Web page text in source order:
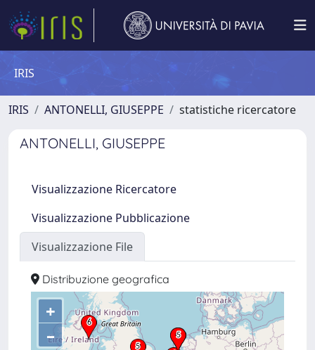
IRIS
IRIS ANTONELLI, GIUSEPPE statistiche ricercatore
ANTONELLI, GIUSEPPE
Visualizzazione Ricercatore
Visualizzazione Pubblicazione
Visualizzazione File
Distribuzione geografica
+
–